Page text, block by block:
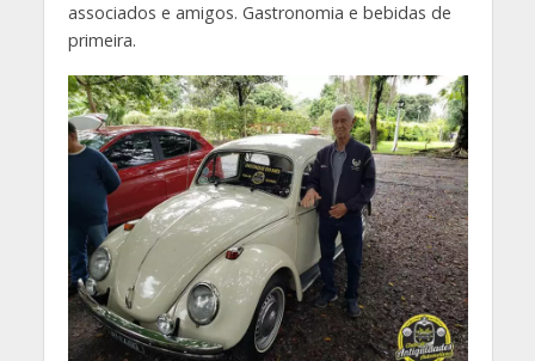
associados e amigos. Gastronomia e bebidas de
primeira.